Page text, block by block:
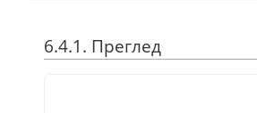
6.4.1. Преглед